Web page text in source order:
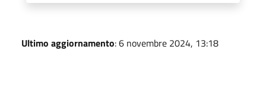
Ultimo aggiornamento: 6 novembre 2024, 13:18